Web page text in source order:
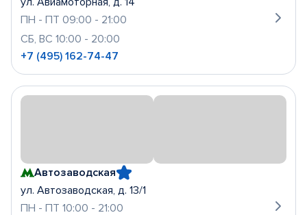
ПН - ПТ 09:00 - 21:00
СБ, ВС 10:00 - 20:00
+7 (495) 162-74-47
Автозаводская
ул. Автозаводская, д. 13/1
ПН - ПТ 10:00 - 21:00